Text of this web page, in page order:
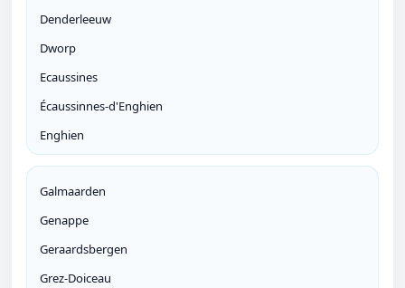
Denderleeuw
Dworp
Ecaussines
Écaussinnes-d'Enghien
Enghien
Galmaarden
Genappe
Geraardsbergen
Grez-Doiceau